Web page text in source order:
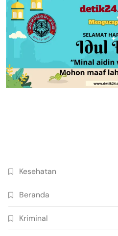
Kesehatan
Beranda
Kriminal